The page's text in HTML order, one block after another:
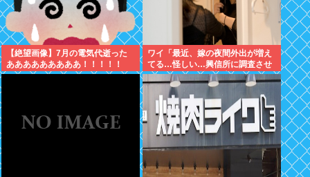
【絶望画像】7月の電気代逝った
あああああああああ！！！！！
ワイ「最近、嫁の夜間外出が増え
てる…怪しい…興信所に調査させ
たろ！」興信所「報告します」⇒
結果www